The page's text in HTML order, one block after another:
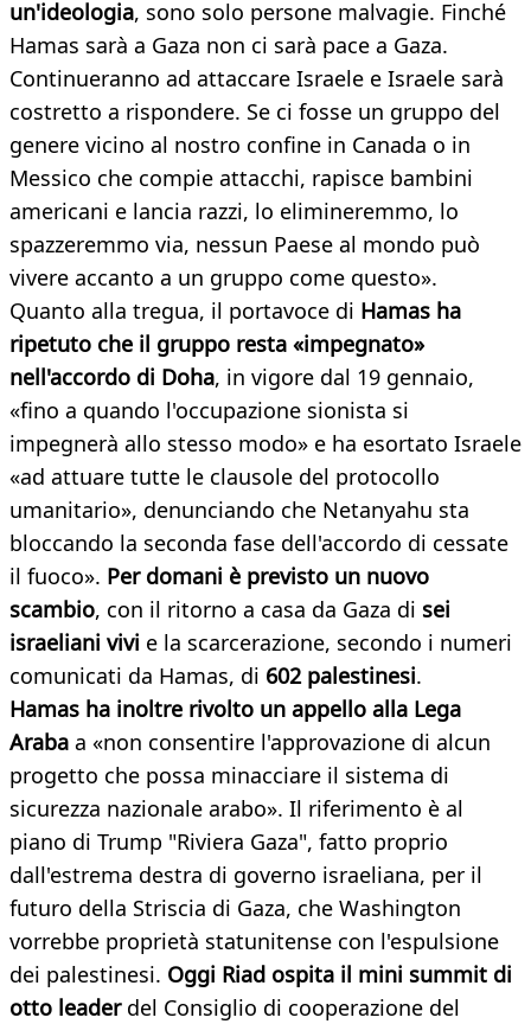
un'ideologia, sono solo persone malvagie. Finché
Hamas sarà a Gaza non ci sarà pace a Gaza.
Continueranno ad attaccare Israele e Israele sarà
costretto a rispondere. Se ci fosse un gruppo del
genere vicino al nostro confine in Canada o in
Messico che compie attacchi, rapisce bambini
americani e lancia razzi, lo elimineremmo, lo
spazzeremmo via, nessun Paese al mondo può
vivere accanto a un gruppo come questo».
Quanto alla tregua, il portavoce di Hamas ha
ripetuto che il gruppo resta «impegnato»
nell'accordo di Doha, in vigore dal 19 gennaio,
«fino a quando l'occupazione sionista si
impegnerà allo stesso modo» e ha esortato Israele
«ad attuare tutte le clausole del protocollo
umanitario», denunciando che Netanyahu sta
bloccando la seconda fase dell'accordo di cessate
il fuoco». Per domani è previsto un nuovo
scambio, con il ritorno a casa da Gaza di sei
israeliani vivi e la scarcerazione, secondo i numeri
comunicati da Hamas, di 602 palestinesi.
Hamas ha inoltre rivolto un appello alla Lega
Araba a «non consentire l'approvazione di alcun
progetto che possa minacciare il sistema di
sicurezza nazionale arabo». Il riferimento è al
piano di Trump "Riviera Gaza", fatto proprio
dall'estrema destra di governo israeliana, per il
futuro della Striscia di Gaza, che Washington
vorrebbe proprietà statunitense con l'espulsione
dei palestinesi. Oggi Riad ospita il mini summit di
otto leader del Consiglio di cooperazione del